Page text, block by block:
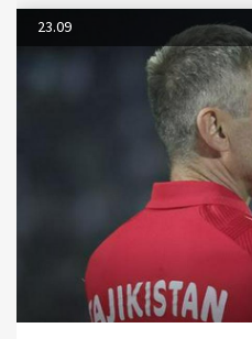
23.09